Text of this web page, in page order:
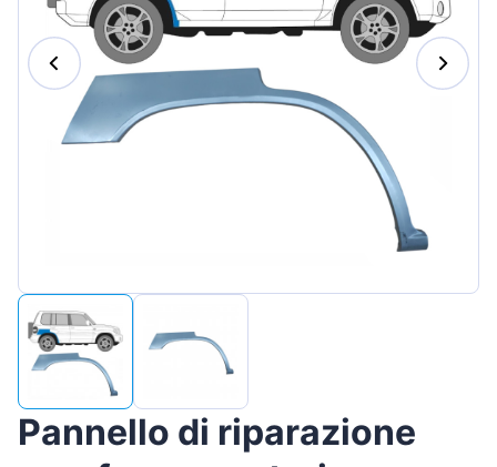
Lietuvių
Hrvatski
Português
Pannello di riparazione